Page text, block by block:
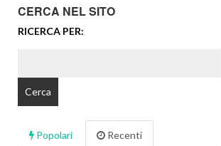
CERCA NEL SITO
RICERCA PER:
Popolari Recenti